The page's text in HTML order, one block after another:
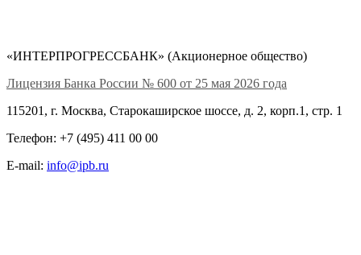
«ИНТЕРПРОГРЕССБАНК» (Акционерное общество)
Лицензия Банка России № 600 от 25 мая 2026 года
115201, г. Москва, Старокаширское шоссе, д. 2, корп.1, стр. 1
Телефон: +7 (495) 411 00 00
E-mail: info@ipb.ru